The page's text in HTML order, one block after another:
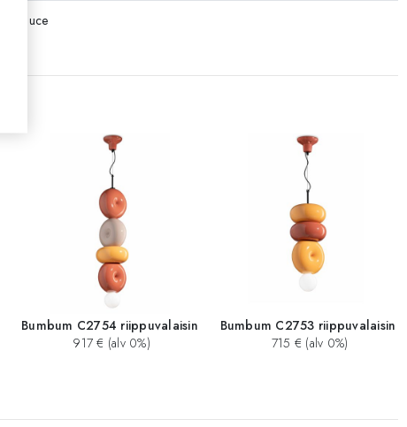
Ferroluce
Bumbum C2754 riippuvalaisin
917 € (alv 0%)
Bumbum C2753 riippuvalaisin
715 € (alv 0%)